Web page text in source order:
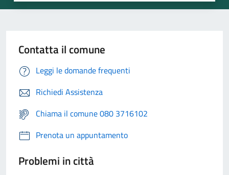
Contatta il comune
Leggi le domande frequenti
Richiedi Assistenza
Chiama il comune 080 3716102
Prenota un appuntamento
Problemi in città